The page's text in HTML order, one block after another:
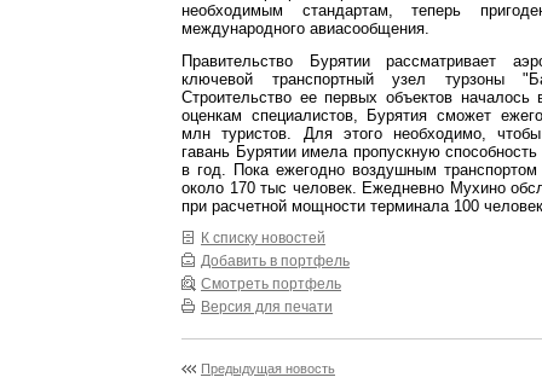
необходимым стандартам, теперь
международного авиасообщения.
Правительство Бурятии рассматривает
ключевой транспортный узел турзоны
Строительство ее первых объектов
оценкам специалистов, Бурятия сможет
млн туристов. Для этого необходимо,
гавань Бурятии имела пропускную
в год. Пока ежегодно воздушным транспортом
около 170 тыс человек. Ежедневно Мухино
при расчетной мощности терминала 100
К списку новостей
Добавить в портфель
Смотреть портфель
Версия для печати
Предыдущая новость